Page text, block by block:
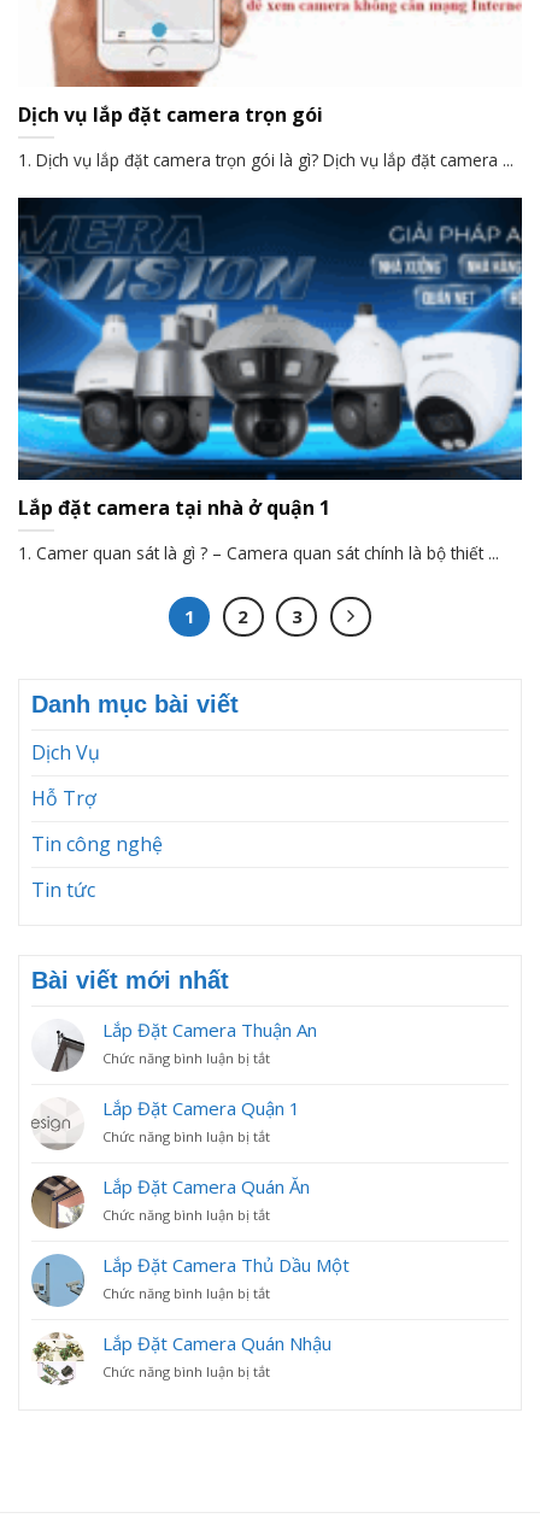
Danh mục bài viết
Dịch Vụ
Hỗ Trợ
Tin công nghệ
Tin tức
Bài viết mới nhất
Lắp Đặt Camera Thuận An
Chức năng bình luận bị tắtở
Đặt
Camera
Thuận
Lắp Đặt Camera Quận 1
Chức năng bình luận bị tắtở
Đặt
Camera
Quận
Lắp Đặt Camera Quán Ăn
Chức năng bình luận bị tắtở
Đặt
Camera
Quán
Lắp Đặt Camera Thủ Dầu Một
Chức năng bình luận bị tắtở
Đặt
Camera
Thủ
Lắp Đặt Camera Quán Nhậu
Chức năng bình luận bị tắtở
Dịch vụ lắp đặt camera trọn gói
1. Dịch vụ lắp đặt camera trọn gói là gì? Dịch vụ lắp đặt camera ...
Lắp đặt camera tại nhà ở quận 1
1. Camer quan sát là gì ? – Camera quan sát chính là bộ thiết ...
1 2 3